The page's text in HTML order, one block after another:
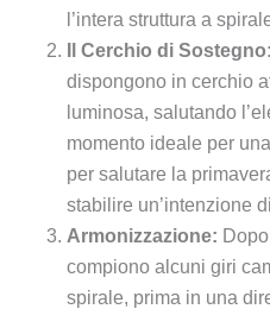
l’intera struttura a
Il Cerchio di Sostegno:
dispongono in cerchio
luminosa, salutando
momento ideale per
per salutare la
stabilire un’intenzione
Armonizzazione:
compiono alcuni giri
spirale, prima in una